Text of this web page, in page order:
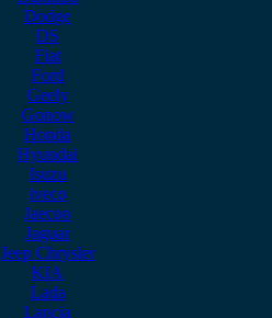
Dodge
DS
Fiat
Ford
Geely
Gonow
Honda
Hyundai
Isuzu
iveco
Jaecoo
Jaguar
Jeep Chrysler
KIA
Lada
Lancia